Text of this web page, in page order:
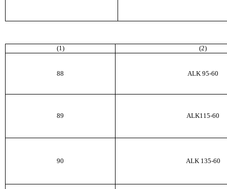
(1) (2)
88 ALK 95-60
89 ALK115-60
90 ALK 135-60